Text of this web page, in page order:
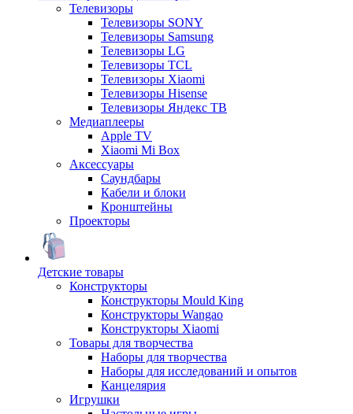
Телевизоры
Телевизоры SONY
Телевизоры Samsung
Телевизоры LG
Телевизоры TCL
Телевизоры Xiaomi
Телевизоры Hisense
Телевизоры Яндекс ТВ
Медиаплееры
Apple TV
Xiaomi Mi Box
Аксессуары
Саундбары
Кабели и блоки
Кронштейны
Проекторы
Детские товары
Конструкторы
Конструкторы Mould King
Конструкторы Wangao
Конструкторы Xiaomi
Товары для творчества
Наборы для творчества
Наборы для исследований и опытов
Канцелярия
Игрушки